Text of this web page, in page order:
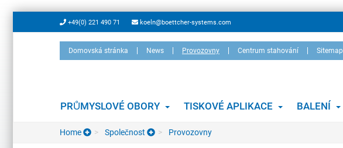
to
+49(0) 221 490 71 koeln@boettcher-systems.com
Domovská stránka News Provozovny Centrum stahování Sitemap
PRŮMYSLOVÉ OBORY TISKOVÉ APLIKACE BALENÍ
Home Společnost Provozovny